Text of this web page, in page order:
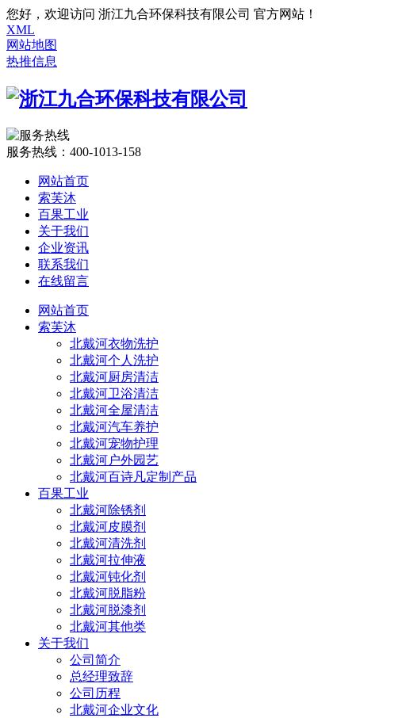
您好，欢迎访问 浙江九合环保科技有限公司 官方网站！
XML
网站地图
热推信息
服务热线： 400-1013-158
网站首页
索芙沐
百果工业
关于我们
企业资讯
联系我们
在线留言
网站首页
索芙沐
北戴河衣物洗护
北戴河个人洗护
北戴河厨房清洁
北戴河卫浴清洁
北戴河全屋清洁
北戴河汽车养护
北戴河宠物护理
北戴河户外园艺
北戴河百诗凡定制产品
百果工业
北戴河除锈剂
北戴河皮膜剂
北戴河清洗剂
北戴河拉伸液
北戴河钝化剂
北戴河脱脂粉
北戴河脱漆剂
北戴河其他类
关于我们
公司简介
总经理致辞
公司历程
北戴河企业文化